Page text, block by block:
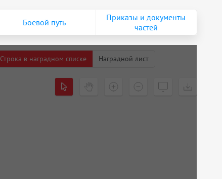
Боевой путь
Приказы и документы
частей
Строка в наградном списке Наградной лист